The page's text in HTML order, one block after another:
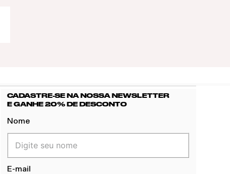
CADASTRE-SE NA NOSSA NEWSLETTER
E GANHE 20% DE DESCONTO
Nome
E-mail